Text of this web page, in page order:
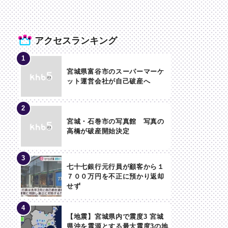
アクセスランキング
宮城県富谷市のスーパーマーケ
ット運営会社が自己破産へ
宮城・石巻市の写真館 写真の
高橋が破産開始決定
七十七銀行元行員が顧客から１
７００万円を不正に預かり返却
せず
【地震】宮城県内で震度3 宮城
県沖を震源とする最大震度3の地